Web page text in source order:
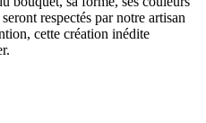
respectés par notre artisan
cette création inédite